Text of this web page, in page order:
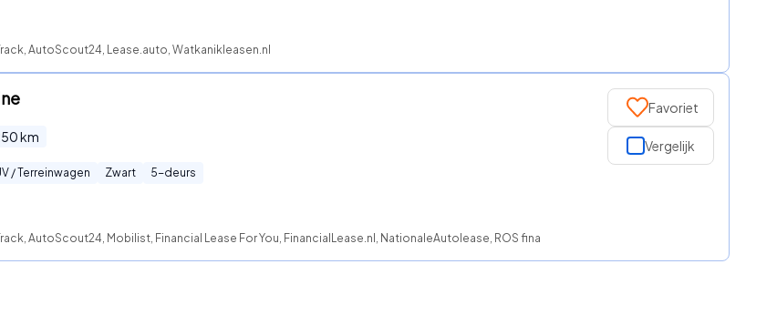
AutoScout24, Lease.auto, Watkanikleasen.nl
km
/ Terreinwagen Zwart 5-deurs
AutoScout24, Mobilist, Financial Lease For You, FinancialLease.nl, NationaleAutolease, ROS finance
Favoriet
Vergelijk